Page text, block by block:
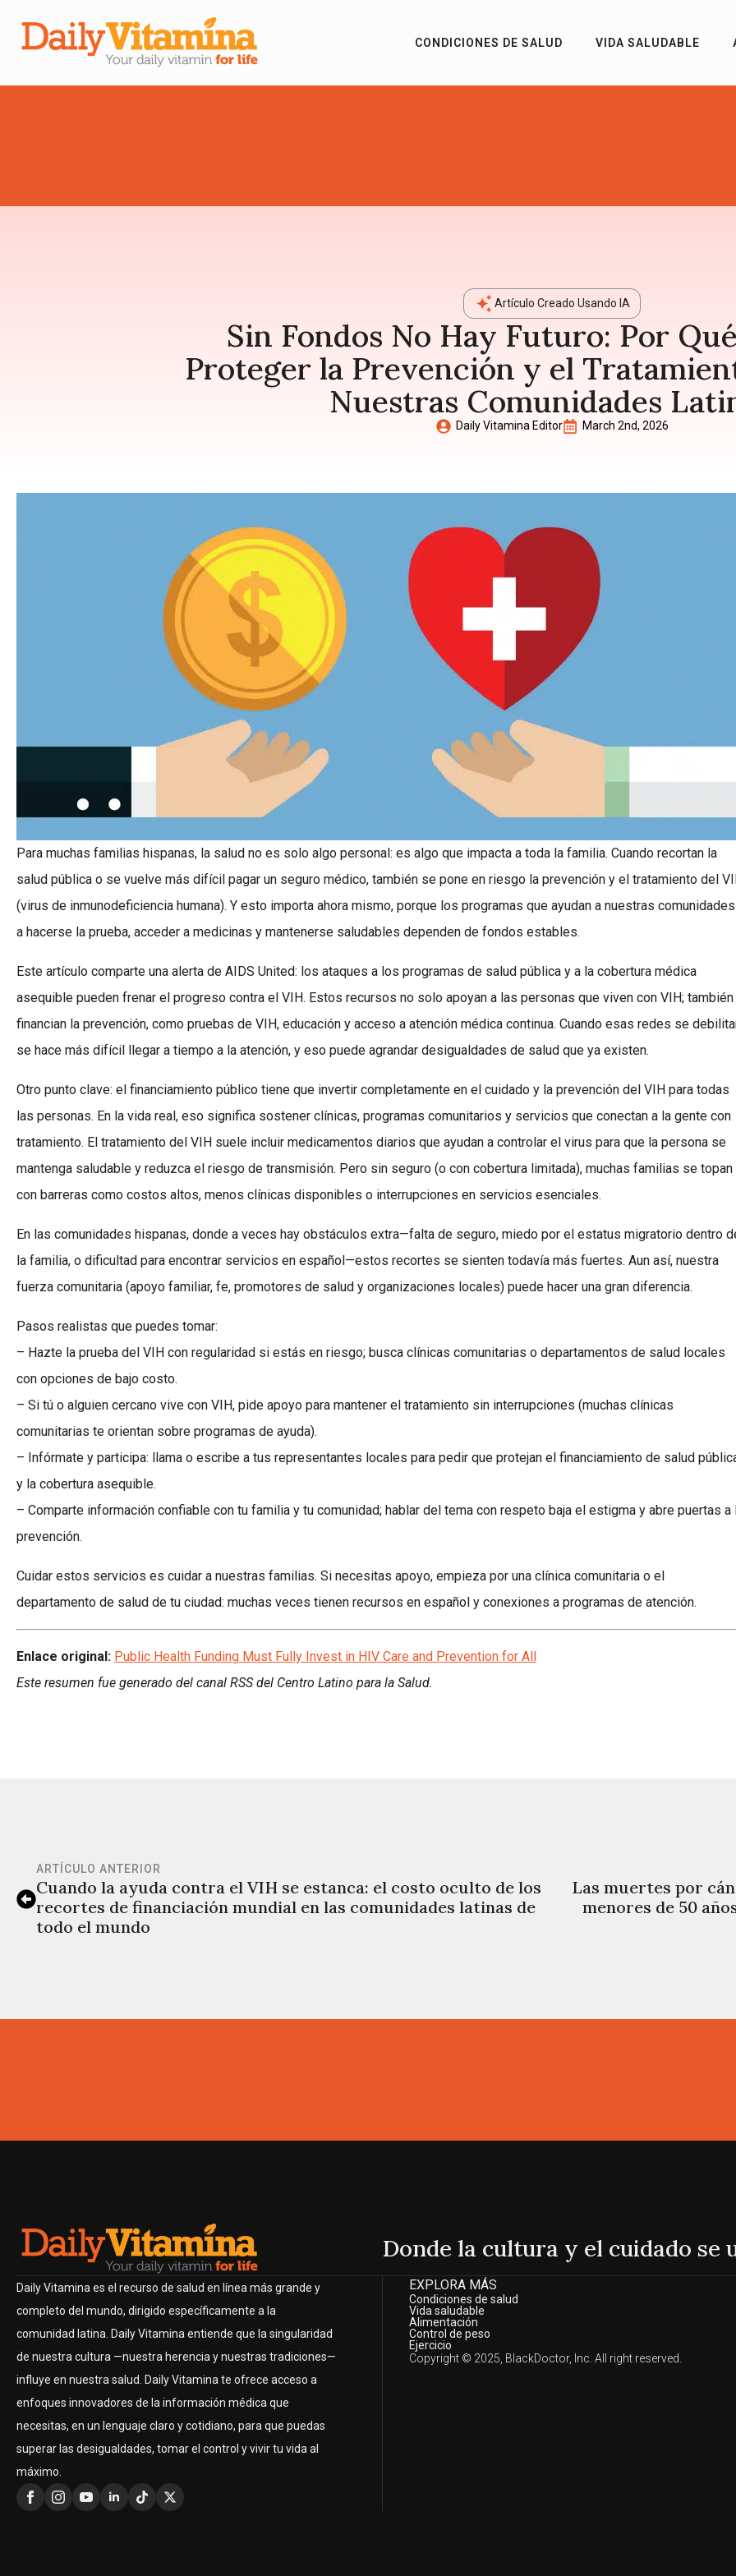
CONDICIONES DE SALUD VIDA SALUDABLE
Artículo Creado Usando IA
Sin Fondos No Hay Futuro: Por
Proteger la Prevención y el
Nuestras Comunidades
Daily Vitamina Editor March 2nd, 2026
Para muchas familias hispanas, la salud no es solo algo personal: es algo que impacta a toda la familia. Cuando recortan la
salud pública o se vuelve más difícil pagar un seguro médico, también se pone en riesgo la prevención y el tratamiento del
(virus de inmunodeficiencia humana). Y esto importa ahora mismo, porque los programas que ayudan a nuestras comunidades
a hacerse la prueba, acceder a medicinas y mantenerse saludables dependen de fondos estables.
Este artículo comparte una alerta de AIDS United: los ataques a los programas de salud pública y a la cobertura médica
asequible pueden frenar el progreso contra el VIH. Estos recursos no solo apoyan a las personas que viven con VIH; también
financian la prevención, como pruebas de VIH, educación y acceso a atención médica continua. Cuando esas redes se
se hace más difícil llegar a tiempo a la atención, y eso puede agrandar desigualdades de salud que ya existen.
Otro punto clave: el financiamiento público tiene que invertir completamente en el cuidado y la prevención del VIH para todas
las personas. En la vida real, eso significa sostener clínicas, programas comunitarios y servicios que conectan a la gente con
tratamiento. El tratamiento del VIH suele incluir medicamentos diarios que ayudan a controlar el virus para que la persona se
mantenga saludable y reduzca el riesgo de transmisión. Pero sin seguro (o con cobertura limitada), muchas familias se topan
con barreras como costos altos, menos clínicas disponibles o interrupciones en servicios esenciales.
En las comunidades hispanas, donde a veces hay obstáculos extra—falta de seguro, miedo por el estatus migratorio dentro
la familia, o dificultad para encontrar servicios en español—estos recortes se sienten todavía más fuertes. Aun así, nuestra
fuerza comunitaria (apoyo familiar, fe, promotores de salud y organizaciones locales) puede hacer una gran diferencia.
Pasos realistas que puedes tomar:
– Hazte la prueba del VIH con regularidad si estás en riesgo; busca clínicas comunitarias o departamentos de salud locales
con opciones de bajo costo.
– Si tú o alguien cercano vive con VIH, pide apoyo para mantener el tratamiento sin interrupciones (muchas clínicas
comunitarias te orientan sobre programas de ayuda).
– Infórmate y participa: llama o escribe a tus representantes locales para pedir que protejan el financiamiento de salud
y la cobertura asequible.
– Comparte información confiable con tu familia y tu comunidad; hablar del tema con respeto baja el estigma y abre puertas a
prevención.
Cuidar estos servicios es cuidar a nuestras familias. Si necesitas apoyo, empieza por una clínica comunitaria o el
departamento de salud de tu ciudad: muchas veces tienen recursos en español y conexiones a programas de atención.
Enlace original: Public Health Funding Must Fully Invest in HIV Care and Prevention for All
Este resumen fue generado del canal RSS del Centro Latino para la Salud.
ARTÍCULO ANTERIOR
Cuando la ayuda contra el VIH se estanca: el costo oculto de los
recortes de financiación mundial en las comunidades latinas de
todo el mundo
Las muertes por
menores de 50
Donde la cultura y el cuidado se
Daily Vitamina es el recurso de salud en línea más grande y
completo del mundo, dirigido específicamente a la
comunidad latina. Daily Vitamina entiende que la singularidad
de nuestra cultura —nuestra herencia y nuestras tradiciones—
influye en nuestra salud. Daily Vitamina te ofrece acceso a
enfoques innovadores de la información médica que
necesitas, en un lenguaje claro y cotidiano, para que puedas
superar las desigualdades, tomar el control y vivir tu vida al
máximo.
EXPLORA MÁS
Condiciones de salud
Vida saludable
Alimentación
Control de peso
Ejercicio
Copyright © 2025, BlackDoctor, Inc. All right reserved.